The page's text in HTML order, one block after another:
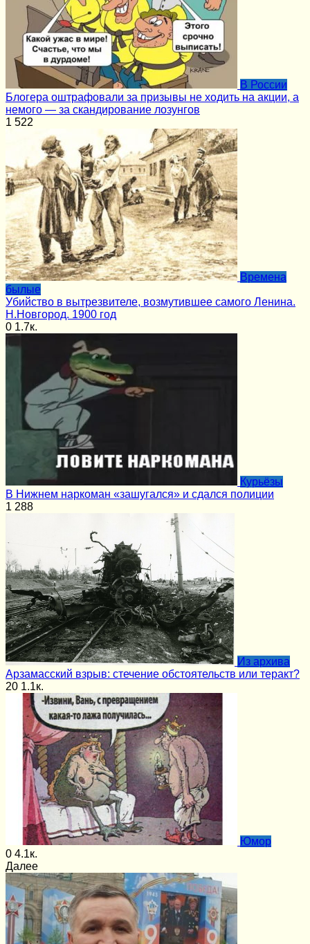
В России
Блогера оштрафовали за призывы не ходить на акции, а
немого — за скандирование лозунгов
1 522
Времена
былые
Убийство в вытрезвителе, возмутившее самого Ленина.
Н.Новгород. 1900 год
0 1.7к.
Курьёзы
В Нижнем наркоман «зашугался» и сдался полиции
1 288
Из архива
Арзамасский взрыв: стечение обстоятельств или теракт?
20 1.1к.
Юмор
0 4.1к.
Далее